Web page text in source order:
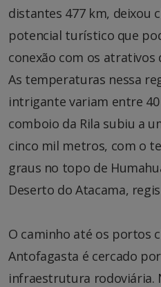
distantes 477 km, deixou
potencial turístico que
conexão com os atrativos
As temperaturas nessa
intrigante variam entre
comboio da Rila subiu a
cinco mil metros, com o
graus no topo de
Deserto do Atacama,
O caminho até os portos
Antofagasta é cercado
infraestrutura rodoviária.